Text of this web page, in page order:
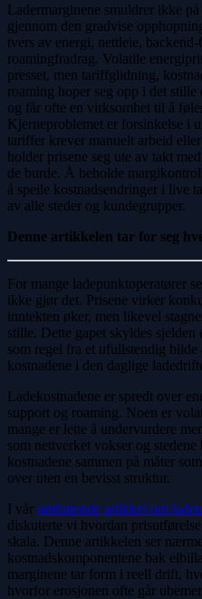
Ladermarginene smuldrer ikke
gjennom den gradvise
tvers av energi, nettleie,
roamingfradrag. Volatile
presset, men tariffglidning,
roaming hoper seg opp i det
og får ofte en virksomhet til å
Kjerneproblemet er forsinkelse i
tariffer krever manuelt arbeid
holder prisene seg ute av takt
de burde. Å beholde
å speile kostnadsendringer i live
av alle steder og kundegrupper.
Denne artikkelen tar for seg
For mange ladepunktoperatører
ikke gjør det. Prisene virker
inntekten øker, men likevel
stille. Dette gapet skyldes
som regel fra et ufullstendig
kostnadene i den daglige
Ladekostnadene er spredt over
support og roaming. Noen er
mange er lette å undervurdere
som nettverket vokser og
kostnadene sammen på måter
over uten en bevisst struktur.
I vår omfattende artikkel om
diskuterte vi hvordan
skala. Denne artikkelen ser
kostnadskomponentene bak
marginene tar form i reell drift,
hvorfor erosjonen ofte går